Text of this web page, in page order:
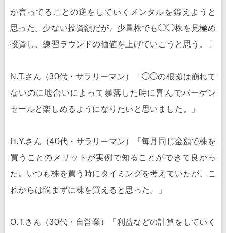
が言ってることの逆をしていくメンタルを鍛えようと
思った。少ない投資額だが、少量株でも◯◯株を見極め
投資し、練習ラウンドの価値を上げていこうと思う。」
N.T.さん（30代・サラリーマン）「◯◯の根拠は崩れて
ないのに地合いによって暴落した時に喜んでバーゲン
セールと楽しめるようになりたいと思いました。」
H.Y.さん（40代・サラリーマン）「毎月同じ金額で株を
買うことのメリットが実例で知ることができて良かっ
た。いつも株を買う時にタイミングを考えていたが、こ
れからは悩まずに株を買えると思った。」
O.T.さん（30代・自営業）「利益などの計算をしていく